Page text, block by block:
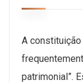
A
patrimonial”.